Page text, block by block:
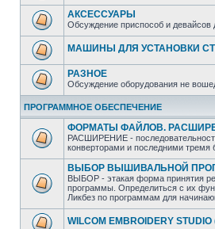
АКСЕССУАРЫ
Обсуждение приспособ и девайсов
МАШИНЫ ДЛЯ УСТАНОВКИ
РАЗНОЕ
Обсуждение оборудования не
ПРОГРАММНОЕ ОБЕСПЕЧЕНИЕ
ФОРМАТЫ ФАЙЛОВ.
РАСШИРЕНИЕ -
конверторами и последними тремя
ВЫБОР ВЫШИВАЛЬНОЙ
ВЫБОР - этакая форма принятия
программы. Определиться с их
Ликбез по программам для
WILCOM EMBROIDERY